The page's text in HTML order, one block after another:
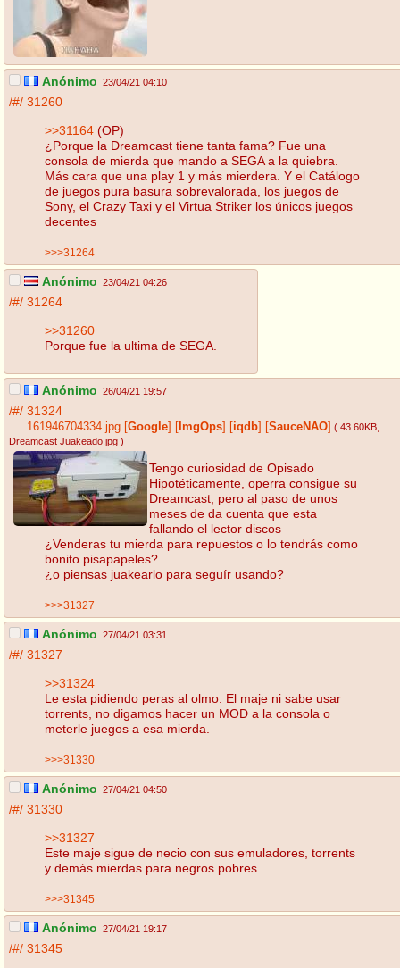
Anónimo 23/04/21 04:10
/#/ 31260
>>31164 (OP)
¿Porque la Dreamcast tiene tanta fama? Fue una
consola de mierda que mando a SEGA a la quiebra.
Más cara que una play 1 y más mierdera. Y el Catálogo
de juegos pura basura sobrevalorada, los juegos de
Sony, el Crazy Taxi y el Virtua Striker los únicos juegos
decentes
>>>31264
Anónimo 23/04/21 04:26
/#/ 31264
>>31260
Porque fue la ultima de SEGA.
Anónimo 26/04/21 19:57
/#/ 31324
161946704334.jpg Google ImgOps iqdb SauceNAO ( 43.60KB
Dreamcast Juakeado.jpg )
Tengo curiosidad de Opisado
Hipotéticamente, operra consigue su
Dreamcast, pero al paso de unos
meses de da cuenta que esta
fallando el lector discos
¿Venderas tu mierda para repuestos o lo tendrás como
bonito pisapapeles?
¿o piensas juakearlo para seguír usando?
>>>31327
Anónimo 27/04/21 03:31
/#/ 31327
>>31324
Le esta pidiendo peras al olmo. El maje ni sabe usar
torrents, no digamos hacer un MOD a la consola o
meterle juegos a esa mierda.
>>>31330
Anónimo 27/04/21 04:50
/#/ 31330
>>31327
Este maje sigue de necio con sus emuladores, torrents
y demás mierdas para negros pobres...
>>>31345
Anónimo 27/04/21 19:17
/#/ 31345